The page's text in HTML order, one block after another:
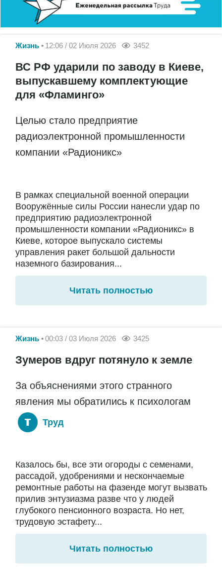
Жизнь 12:06 / 02 Июля 2026 3452
ВС РФ ударили по заводу в Киеве,
выпускавшему комплектующие
для «Фламинго»
Целью стало предприятие
радиоэлектронной промышленности
компании «Радионикс»
В рамках специальной военной операции
Вооружённые силы России нанесли удар по
предприятию радиоэлектронной
промышленности компании «Радионикс» в
Киеве, которое выпускало системы
управления ракет большой дальности
наземного базирования...
Читать полностью
Жизнь 00:03 / 03 Июля 2026 3425
Зумеров вдруг потянуло к земле
За объяснениями этого странного
явления мы обратились к психологам
Труд
Казалось бы, все эти огороды с семенами,
рассадой, удобрениями и нескончаемые
ремонтные работы на фазенде могут вызвать
прилив энтузиазма разве что у людей
глубокого пенсионного возраста. Но нет,
трудовую эстафету...
Читать полностью